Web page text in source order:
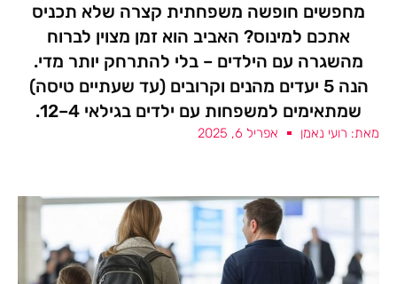
מחפשים חופשה משפחתית קצרה שלא תכניס
אתכם למינוס? האביב הוא זמן מצוין לברוח
מהשגרה עם הילדים – בלי להתרחק יותר מדי.
הנה 5 יעדים מהנים וקרובים (עד שעתיים טיסה)
שמתאימים למשפחות עם ילדים בגילאי 4–12.
מאת: רועי נאמן אפריל 6, 2025